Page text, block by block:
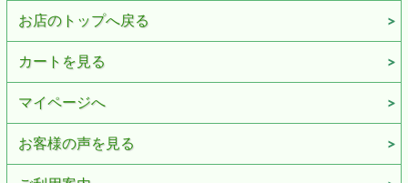
お店のトップへ戻る
カートを見る
マイページへ
お客様の声を見る